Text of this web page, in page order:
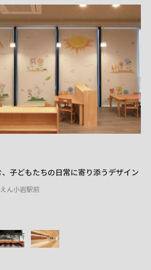
HOW TO ORDER
レイアウトシミュレーター
子どもたちの日常に寄り添うデザイン
ん小岩駅前